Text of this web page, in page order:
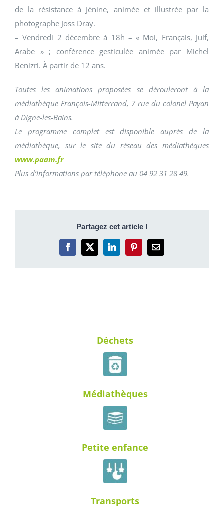
de la résistance à Jénine, animée et illustrée par la
photographe Joss Dray.
– Vendredi 2 décembre à 18h – « Moi, Français, Juif,
Arabe » ; conférence gesticulée animée par Michel
Benizri. À partir de 12 ans.
Toutes les animations proposées se dérouleront à la
médiathèque François-Mitterrand, 7 rue du colonel Payan
à Digne-les-Bains.
Le programme complet est disponible auprès de la
médiathèque, sur le site du réseau des médiathèques
www.paam.fr
Plus d’informations par téléphone au 04 92 31 28 49.
Partagez cet article !
Facebook
X LinkedInPinterestEmail
Déchets
Médiathèques
Petite enfance
Transports